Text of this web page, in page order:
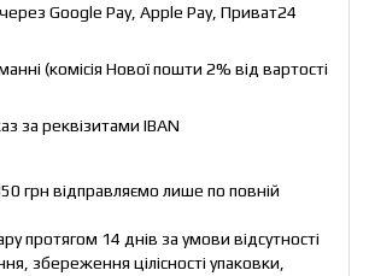
Google Pay, Apple Pay, Приват24
(комісія Нової пошти 2% від вартості
за реквізитами IBAN
грн відправляємо лише по повній
протягом 14 днів за умови відсутності
збереження цілісності упаковки,